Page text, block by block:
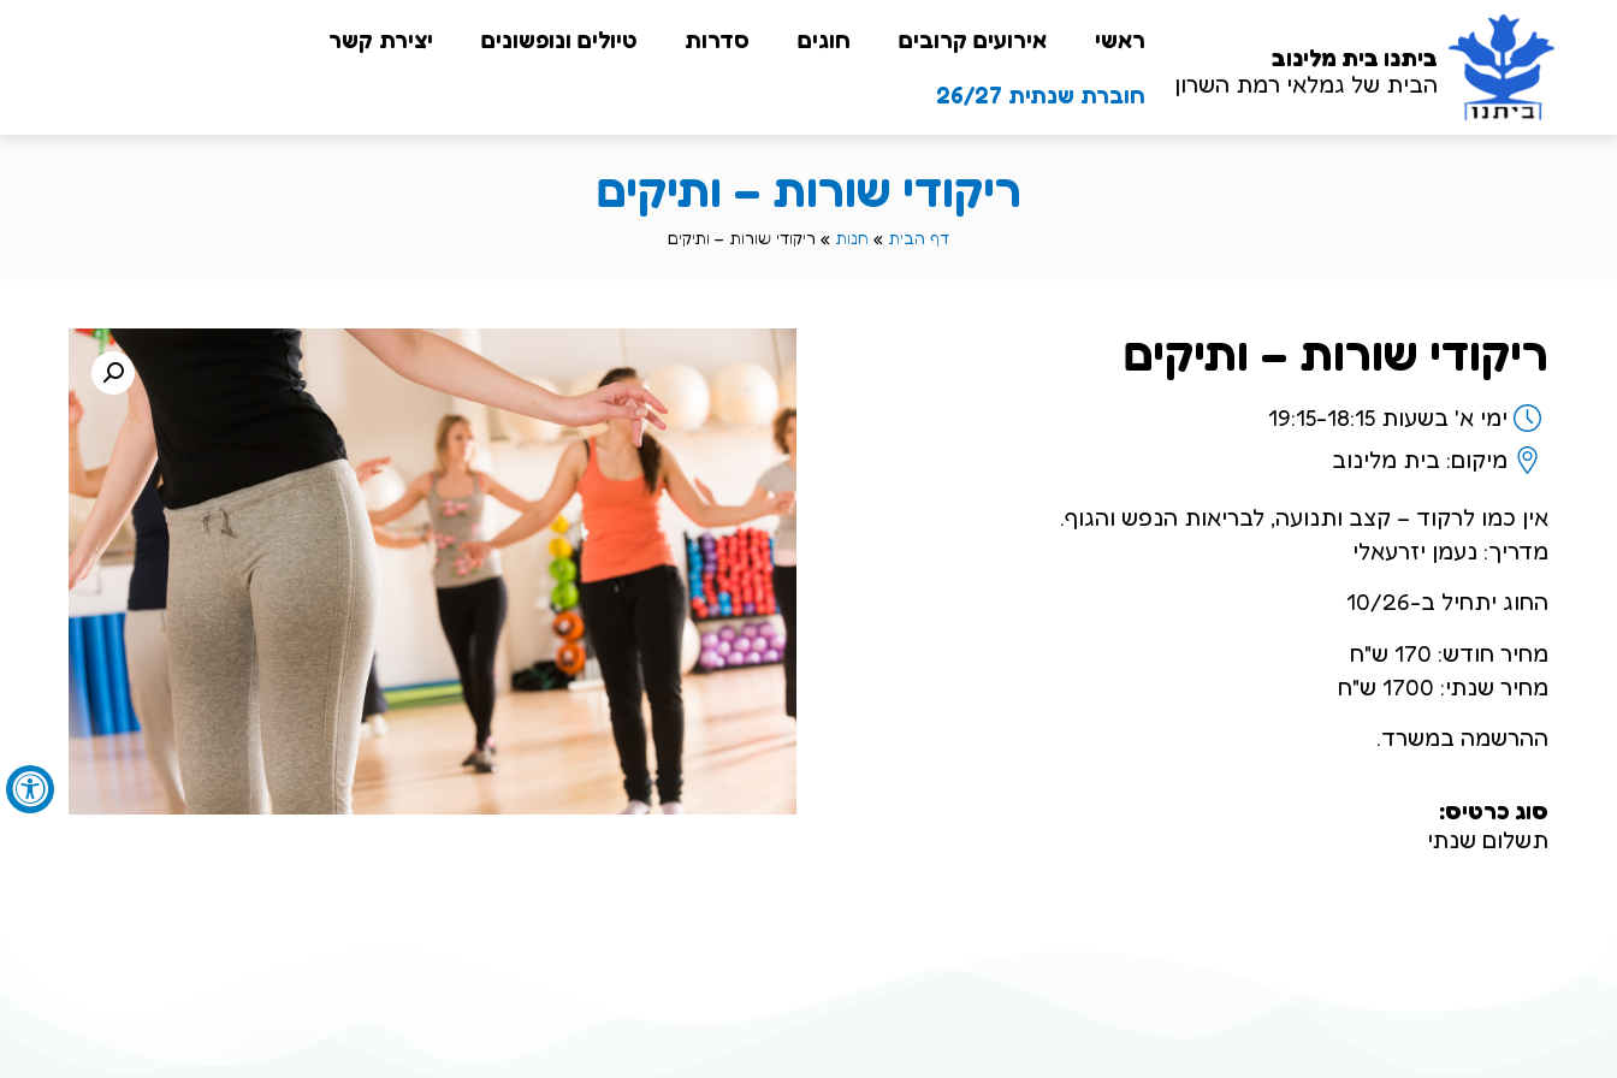
ביתנו בית מלינוב
הבית של גמלאי רמת השרון
ראשי אירועים קרובים חוגים סדרות טיולים ונופשונים
יצירת קשר
חוברת שנתית 26/27
ריקודי שורות – ותיקים
דף הבית » חנות » ריקודי שורות – ותיקים
ריקודי שורות – ותיקים
ימי א' בשעות 19:15-18:15
מיקום: בית מלינוב
אין כמו לרקוד – קצב ותנועה, לבריאות הנפש והגוף.
מדריך: נעמן יזרעאלי
החוג יתחיל ב-10/26
מחיר חודש: 170 ש"ח
מחיר שנתי: 1700 ש"ח
ההרשמה במשרד.
סוג כרטיס:
תשלום שנתי